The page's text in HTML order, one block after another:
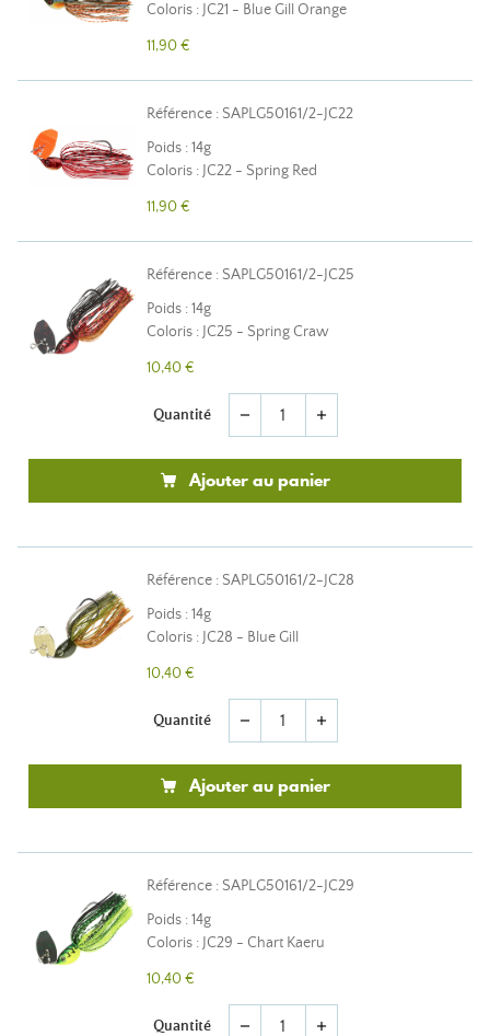
Coloris : JC21 - Blue Gill Orange
11,90 €
Référence : SAPLG50161/2-JC22
Poids : 14g
Coloris : JC22 - Spring Red
11,90 €
Référence : SAPLG50161/2-JC25
Poids : 14g
Coloris : JC25 - Spring Craw
10,40 €
Quantité remove add
Ajouter au panier
Référence : SAPLG50161/2-JC28
Poids : 14g
Coloris : JC28 - Blue Gill
10,40 €
Quantité remove add
Ajouter au panier
Référence : SAPLG50161/2-JC29
Poids : 14g
Coloris : JC29 - Chart Kaeru
10,40 €
Quantité remove add